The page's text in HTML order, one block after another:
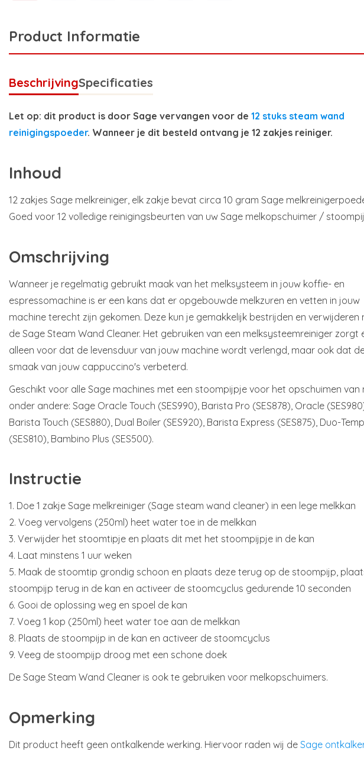
Product Informatie
BeschrijvingSpecificaties
Let op: dit product is door Sage vervangen voor de 12 stuks steam wand
reinigingspoeder. Wanneer je dit besteld ontvang je 12 zakjes reiniger.
Inhoud
12 zakjes Sage melkreiniger, elk zakje bevat circa 10 gram Sage
Goed voor 12 volledige reinigingsbeurten van uw Sage melkopschuimer /
Omschrijving
Wanneer je regelmatig gebruikt maak van het melksysteem in jouw koffie- en
espressomachine is er een kans dat er opgebouwde melkzuren en vetten in jouw
machine terecht zijn gekomen. Deze kun je gemakkelijk bestrijden en verwijderen
de Sage Steam Wand Cleaner. Het gebruiken van een melksysteemreiniger zorgt
alleen voor dat de levensduur van jouw machine wordt verlengd, maar ook dat
smaak van jouw cappuccino's verbeterd.
Geschikt voor alle Sage machines met een stoompijpje voor het opschuimen van
onder andere: Sage Oracle Touch (SES990), Barista Pro (SES878), Oracle
Barista Touch (SES880), Dual Boiler (SES920), Barista Express (SES875), Duo-
(SES810), Bambino Plus (SES500).
Instructie
1. Doe 1 zakje Sage melkreiniger (Sage steam wand cleaner) in een lege melkkan
2. Voeg vervolgens (250ml) heet water toe in de melkkan
3. Verwijder het stoomtipje en plaats dit met het stoompijpje in de kan
4. Laat minstens 1 uur weken
5. Maak de stoomtip grondig schoon en plaats deze terug op de stoompijp,
stoompijp terug in de kan en activeer de stoomcyclus gedurende 10 seconden
6. Gooi de oplossing weg en spoel de kan
7. Voeg 1 kop (250ml) heet water toe aan de melkkan
8. Plaats de stoompijp in de kan en activeer de stoomcyclus
9. Veeg de stoompijp droog met een schone doek
De Sage Steam Wand Cleaner is ook te gebruiken voor melkopschuimers.
Opmerking
Dit product heeft geen ontkalkende werking. Hiervoor raden wij de Sage